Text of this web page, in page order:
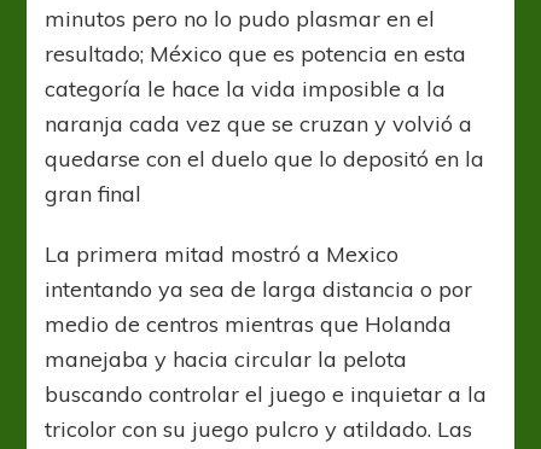
minutos pero no lo pudo plasmar en el
resultado; México que es potencia en esta
categoría le hace la vida imposible a la
naranja cada vez que se cruzan y volvió a
quedarse con el duelo que lo depositó en la
gran final
La primera mitad mostró a Mexico
intentando ya sea de larga distancia o por
medio de centros mientras que Holanda
manejaba y hacia circular la pelota
buscando controlar el juego e inquietar a la
tricolor con su juego pulcro y atildado. Las